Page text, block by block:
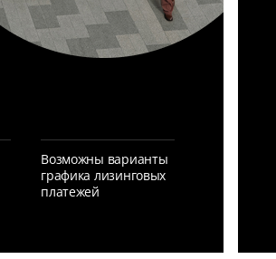
Возможны варианты
графика лизинговых
платежей